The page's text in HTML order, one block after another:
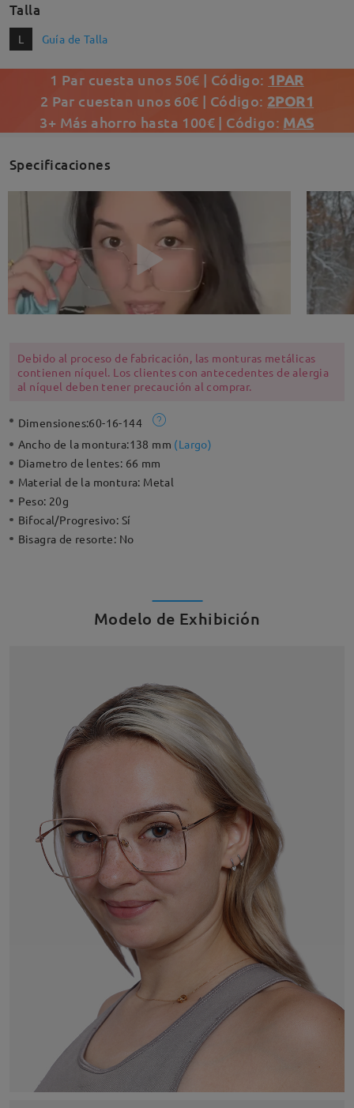
Talla
L Guía de Talla
1 Par cuesta unos 50€ | Código: 1PAR
2 Par cuestan unos 60€ | Código: 2POR1
3+ Más ahorro hasta 100€ | Código: MAS
Specificaciones
Debido al proceso de fabricación, las monturas metálicas
contienen níquel. Los clientes con antecedentes de alergia
al níquel deben tener precaución al comprar.
Dimensiones:60-16-144
Ancho de la montura:138 mm (Largo)
Diametro de lentes: 66 mm
Material de la montura: Metal
Peso: 20g
Bifocal/Progresivo: Sí
Bisagra de resorte: No
Modelo de Exhibición